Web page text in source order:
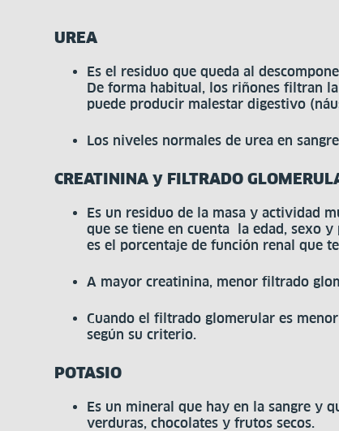
UREA
Es el residuo que queda al
De forma habitual, los riñones filtran
puede producir malestar digestivo
Los niveles normales de urea en
CREATININA y FILTRADO
Es un residuo de la masa y actividad
que se tiene en cuenta la edad, sexo
es el porcentaje de función renal que
A mayor creatinina, menor filtrado
Cuando el filtrado glomerular es
según su criterio.
POTASIO
Es un mineral que hay en la sangre y
verduras, chocolates y frutos secos.